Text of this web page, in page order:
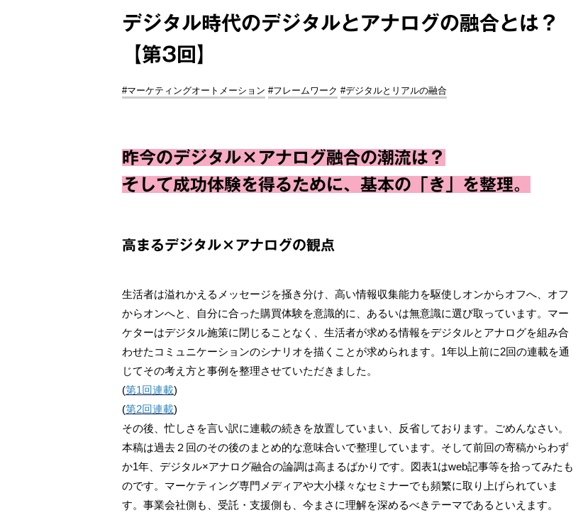
デジタル時代のデジタルとアナログの融合とは？
【第3回】
#マーケティングオートメーション #フレームワーク #デジタルとリアルの融合
昨今のデジタル×アナログ融合の潮流は？
そして成功体験を得るために、基本の「き」を整理。
高まるデジタル×アナログの観点
生活者は溢れかえるメッセージを掻き分け、高い情報収集能力を駆使しオンからオフへ、オフ
からオンへと、自分に合った購買体験を意識的に、あるいは無意識に選び取っています。マー
ケターはデジタル施策に閉じることなく、生活者が求める情報をデジタルとアナログを組み合
わせたコミュニケーションのシナリオを描くことが求められます。1年以上前に2回の連載を通
じてその考え方と事例を整理させていただきました。
(第1回連載)
(第2回連載)
その後、忙しさを言い訳に連載の続きを放置していまい、反省しております。ごめんなさい。
本稿は過去２回のその後のまとめ的な意味合いで整理しています。そして前回の寄稿からわず
か1年、デジタル×アナログ融合の論調は高まるばかりです。図表1はweb記事等を拾ってみたも
のです。マーケティング専門メディアや大小様々なセミナーでも頻繁に取り上げられていま
す。事業会社側も、受託・支援側も、今まさに理解を深めるべきテーマであるといえます。